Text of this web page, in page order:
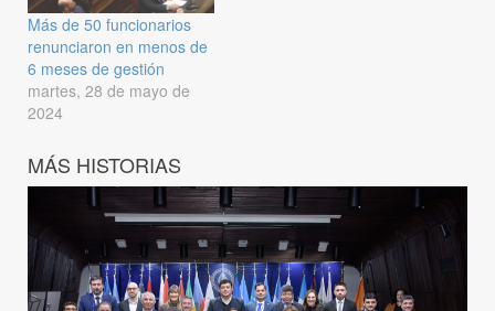
Más de 50 funcionarios
renunciaron en menos de
6 meses de gestión
martes, 28 de mayo de
2024
MÁS HISTORIAS